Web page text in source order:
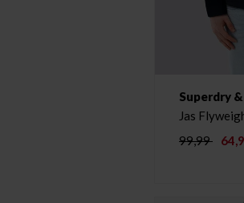
Superdry
Jas
99,99